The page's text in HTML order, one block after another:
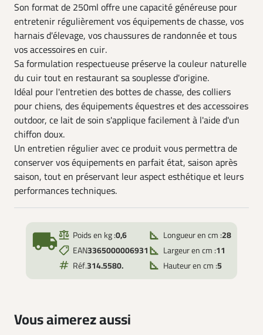
Son format de 250ml offre une capacité généreuse pour
entretenir régulièrement vos équipements de chasse, vos
harnais d'élevage, vos chaussures de randonnée et tous
vos accessoires en cuir.
Sa formulation respectueuse préserve la couleur naturelle
du cuir tout en restaurant sa souplesse d'origine.
Idéal pour l'entretien des bottes de chasse, des colliers
pour chiens, des équipements équestres et des accessoires
outdoor, ce lait de soin s'applique facilement à l'aide d'un
chiffon doux.
Un entretien régulier avec ce produit vous permettra de
conserver vos équipements en parfait état, saison après
saison, tout en préservant leur aspect esthétique et leurs
performances techniques.
local_shipping Poids en kg :0,6
EAN3365000006931
Réf.314.5580.
Longueur en cm :28
Largeur en cm :11
Hauteur en cm :5
Vous aimerez aussi